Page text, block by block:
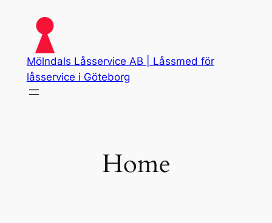
content
Mölndals Låsservice AB | Låssmed för
låsservice i Göteborg
Home